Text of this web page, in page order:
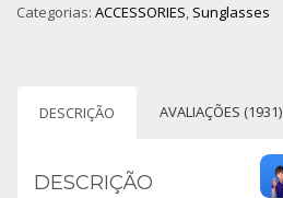
Categorias: ACCESSORIES, Sunglasses
DESCRIÇÃO AVALIAÇÕES (1931)
DESCRIÇÃO